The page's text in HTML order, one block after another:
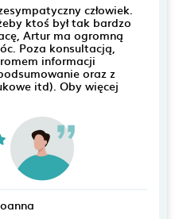
człowiek.
ktoś był tak bardzo
Artur ma ogromną
Poza konsultacją,
informacji
oraz z
itd). Oby więcej